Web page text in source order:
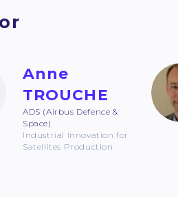
Anne
TROUCHE
ADS (Airbus Defence &
Space)
Industrial Innovation for
Satellites Production